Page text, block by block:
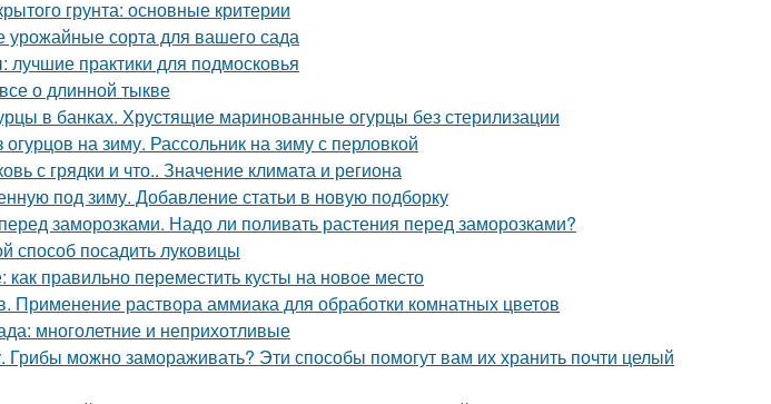
грунта: основные критерии
сорта для вашего сада
лучшие практики для подмосковья
о длинной тыкве
в банках. Хрустящие маринованные огурцы без стерилизации
огурцов на зиму. Рассольник на зиму с перловкой
с грядки и что.. Значение климата и региона
под зиму. Добавление статьи в новую подборку
заморозками. Надо ли поливать растения перед заморозками?
способ посадить луковицы
как правильно переместить кусты на новое место
Применение раствора аммиака для обработки комнатных цветов
многолетние и неприхотливые
Грибы можно замораживать? Эти способы помогут вам их хранить почти целый